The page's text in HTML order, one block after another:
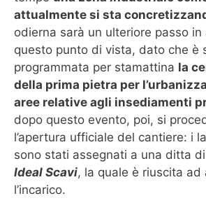
attualmente si sta
odierna sarà un ulteriore passo in
questo punto di vista, dato che è
programmata per stamattina la
della prima pietra per
aree relative agli insediamenti
dopo questo evento, poi, si
l’apertura ufficiale del cantiere: i
sono stati assegnati a una ditta di
Ideal Scavi, la quale è riuscita ad
l’incarico.